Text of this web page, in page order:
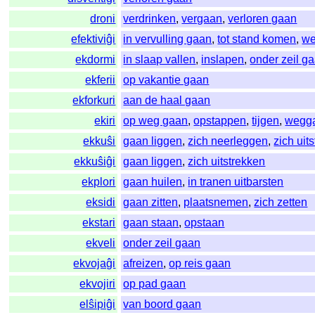
droni
verdrinken,vergaan,verloren gaan
efektiviĝi
in vervulling gaan,tot stand komen,
ekdormi
in slaap vallen, inslapen,onder zeil
ekferii
op vakantie gaan
ekforkuri
aan de haal gaan
ekiri
op weg gaan,opstappen,tijgen,
ekkuŝi
gaan liggen,zich neerleggen,zich
ekkuŝiĝi
gaan liggen,zich uitstrekken
ekplori
gaan huilen, in tranen uitbarsten
eksidi
gaan zitten, plaatsnemen,zich zetten
ekstari
gaan staan,opstaan
ekveli
onder zeil gaan
ekvojaĝi
afreizen,op reis gaan
ekvojiri
op pad gaan
elŝipiĝi
van boord gaan